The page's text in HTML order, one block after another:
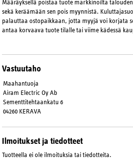
Määräyksellä poistaa tuote markkinoilta
sekä keräämään sen pois myynnistä.
palauttaa ostopaikkaan, jotta myyjä voi korjata
antaa korvaava tuote tilalle tai viime kädessä
Vastuutaho
Maahantuoja
Airam Electric Oy Ab
Sementtitehtaankatu 6
04260 KERAVA
Ilmoitukset ja tiedotteet
Tuotteella ei ole ilmoituksia tai tiedotteita.